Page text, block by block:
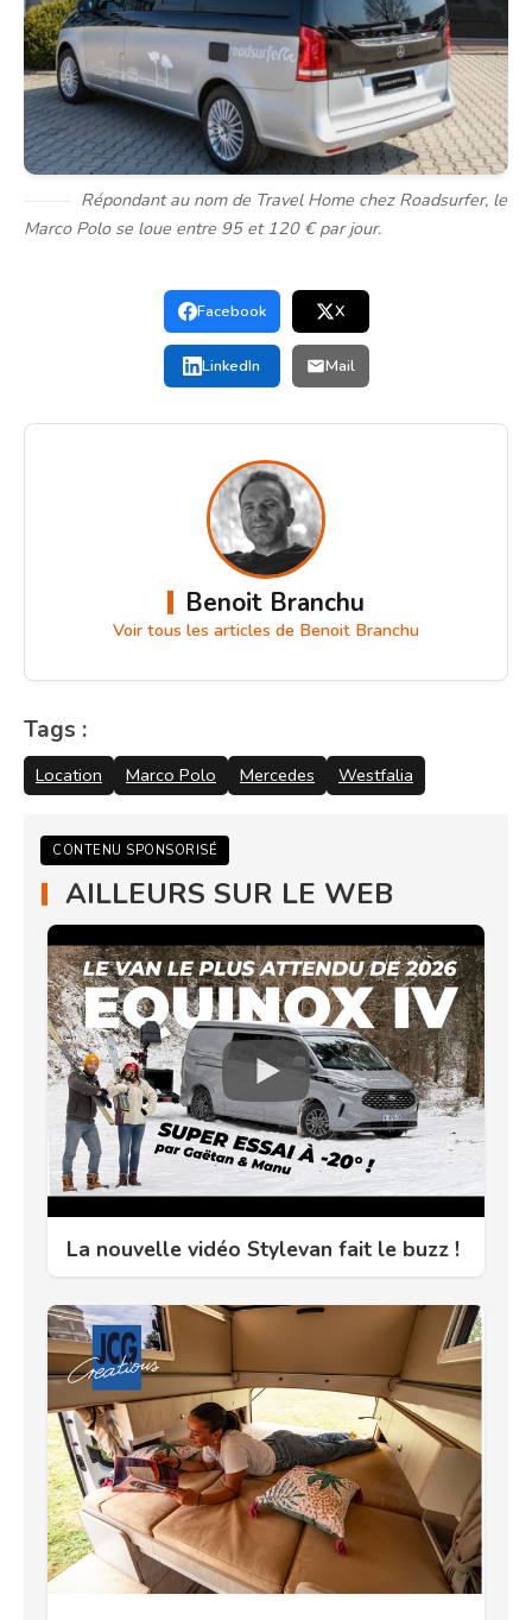
Répondant au nom de Travel Home chez Roadsurfer, le
Marco Polo se loue entre 95 et 120 € par jour.
Facebook X
LinkedIn Mail
Benoit Branchu
Voir tous les articles de Benoit Branchu
Tags :
Location Marco Polo Mercedes Westfalia
CONTENU SPONSORISÉ
AILLEURS SUR LE WEB
La nouvelle vidéo Stylevan fait le buzz !